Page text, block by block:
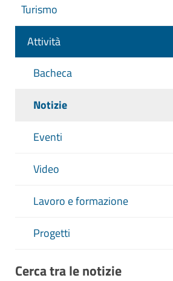
Turismo
Attività
Bacheca
Notizie
Eventi
Video
Lavoro e formazione
Progetti
Cerca tra le notizie